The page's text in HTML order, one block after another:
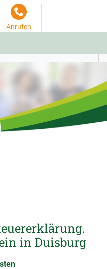
Anrufen
in Duisburg